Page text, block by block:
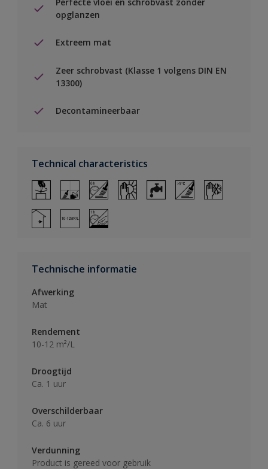
opglanzen
Extreem mat
Zeer schrobvast (Klasse 1 volgens DIN EN
13300)
Decontamineerbaar
Technical characteristics
Technische informatie
Afwerking
Mat
Rendement
10-12 m²/L
Droogtijd
Ca. 1 uur
Overschilderbaar
Ca. 6 uur
Verdunning
Product is gereed voor gebruik